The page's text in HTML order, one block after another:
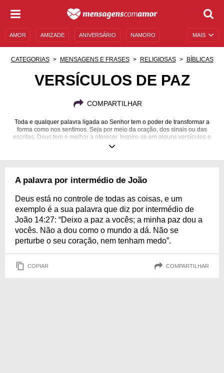
MAIS
AMOR AMIZADE ANIVERSÁRIO NAMORO
CATEGORIAS MENSAGENS E FRASES RELIGIOSAS BÍBLICAS
VERSÍCULOS DE PAZ
COMPARTILHAR
Toda e qualquer palavra ligada ao Senhor tem o poder de transformar a
forma como nos sentimos. Seja por meio da oração, dos sinais ou das
escritas, Deus tem o melhor a oferecer. Inspire-se em alguns versículos e
encontre a paz necessária para o seu coração!
A palavra por intermédio de João
Deus está no controle de todas as coisas, e um
exemplo é a sua palavra que diz por intermédio de
João 14:27: “Deixo a paz a vocês; a minha paz dou a
vocês. Não a dou como o mundo a dá. Não se
perturbe o seu coração, nem tenham medo”.
COPIAR COMPARTILHAR